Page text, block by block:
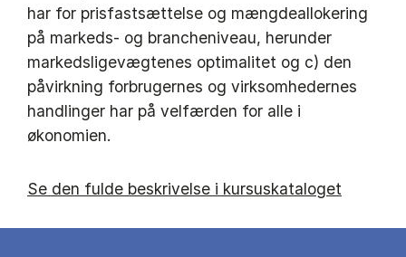
har for prisfastsættelse og mængdeallokering
på markeds- og brancheniveau, herunder
markedsligevægtenes optimalitet og c) den
påvirkning forbrugernes og virksomhedernes
handlinger har på velfærden for alle i
økonomien.
Se den fulde beskrivelse i kursuskataloget